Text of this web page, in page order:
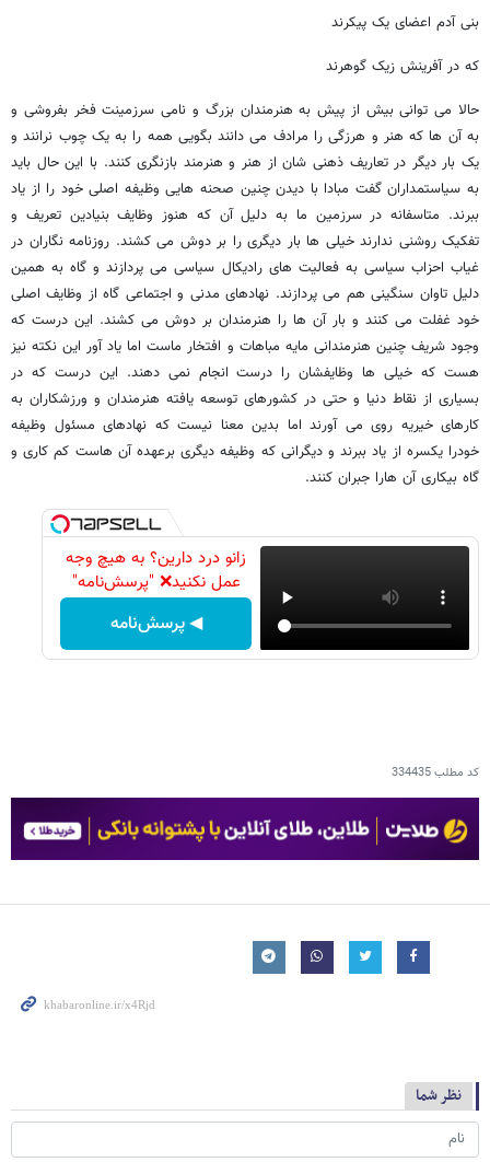
بنی آدم اعضای یک پیکرند
که در آفرینش زیک گوهرند
حالا می توانی بیش از پیش به هنرمندان بزرگ و نامی سرزمینت فخر بفروشی و
به آن ها که هنر و هرزگی را مرادف می دانند بگویی همه را به یک چوب نرانند و
یک بار دیگر در تعاریف ذهنی شان از هنر و هنرمند بازنگری کنند. با این حال باید
به سیاستمداران گفت مبادا با دیدن چنین صحنه هایی وظیفه اصلی خود را از یاد
ببرند. متاسفانه در سرزمین ما به دلیل آن که هنوز وظایف بنیادین تعریف و
تفکیک روشنی ندارند خیلی ها بار دیگری را بر دوش می کشند. روزنامه نگاران در
غیاب احزاب سیاسی به فعالیت های رادیکال سیاسی می پردازند و گاه به همین
دلیل تاوان سنگینی هم می پردازند. نهادهای مدنی و اجتماعی گاه از وظایف اصلی
خود غفلت می کنند و بار آن ها را هنرمندان بر دوش می کشند. این درست که
وجود شریف چنین هنرمندانی مایه مباهات و افتخار ماست اما یاد آور این نکته نیز
هست که خیلی ها وظایفشان را درست انجام نمی دهند. این درست که در
بسیاری از نقاط دنیا و حتی در کشورهای توسعه یافته هنرمندان و ورزشکاران به
کارهای خیریه روی می آورند اما بدین معنا نیست که نهادهای مسئول وظیفه
خودرا یکسره از یاد ببرند و دیگرانی که وظیفه دیگری برعهده آن هاست کم کاری و
گاه بیکاری آن هارا جبران کنند.
زانو درد دارین؟ به هیچ وجه
عمل نکنید❌ "پرسش‌نامه"
◀ پرسش‌نامه
کد مطلب334435
نظر شما